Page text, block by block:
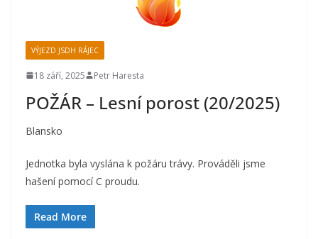
VÝJEZD JSDH RÁJEC
18 září, 2025 Petr Haresta
POŽÁR – Lesní porost (20/2025)
Blansko
Jednotka byla vyslána k požáru trávy. Prováděli jsme
hašení pomocí C proudu.
Read More